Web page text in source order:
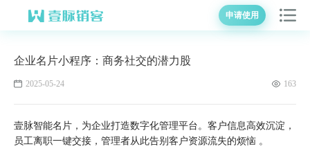
申请使用
企业名片小程序：商务社交的潜力股
2025-05-24 163
壹脉智能名片，为企业打造数字化管理平台。客户信息高效沉淀，
员工离职一键交接，管理者从此告别客户资源流失的烦恼 。